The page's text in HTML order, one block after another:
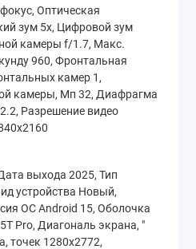
дисплея —
144 Гц и
нит.
любой интерфейс,
максимально
динамического
подстраивает
экономя заряд
яркость
использование
Оптическая
зум 5x, Цифровой зум
камеры f/1.7, Макс.
960, Фронтальная
камер 1,
камеры, Мп 32, Диафрагма
Разрешение видео
выхода 2025, Тип
устройства Новый,
ОС Android 15, Оболочка
Pro, Диагональ экрана, "
точек 1280x2772,